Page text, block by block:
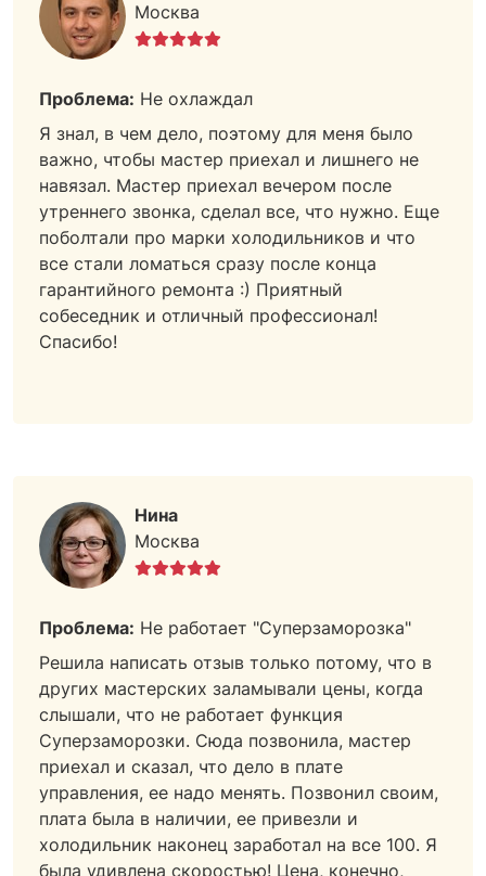
Москва
Проблема: Не охлаждал
Я знал, в чем дело, поэтому для меня было
важно, чтобы мастер приехал и лишнего не
навязал. Мастер приехал вечером после
утреннего звонка, сделал все, что нужно. Еще
поболтали про марки холодильников и что
все стали ломаться сразу после конца
гарантийного ремонта :) Приятный
собеседник и отличный профессионал!
Спасибо!
Нина
Москва
Проблема: Не работает "Суперзаморозка"
Решила написать отзыв только потому, что в
других мастерских заламывали цены, когда
слышали, что не работает функция
Суперзаморозки. Сюда позвонила, мастер
приехал и сказал, что дело в плате
управления, ее надо менять. Позвонил своим,
плата была в наличии, ее привезли и
холодильник наконец заработал на все 100. Я
была удивлена скоростью! Цена, конечно,